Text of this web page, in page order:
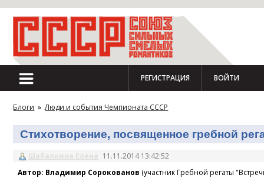
РЕГИСТРАЦИЯ ВОЙТИ
Блоги » Люди и события Чемпионата СССР
Стихотворение, посвященное гребной
Шабалкина Елена 11.11.2014 13:42:52
Автор: Владимир Сорокованов (участник Гребной регаты